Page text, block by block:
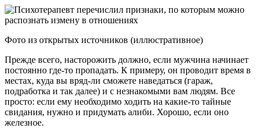
Фото из открытых источников (иллюстративное)
Прежде всего, насторожить должно, если мужчина начинает
постоянно где-то пропадать. К примеру, он проводит время в
местах, куда вы вряд-ли сможете наведаться (гараж,
подработка и так далее) и с незнакомыми вам людям. Все
просто: если ему необходимо ходить на какие-то тайные
свидания, нужно и придумать алиби. Хорошо, если оно
железное.